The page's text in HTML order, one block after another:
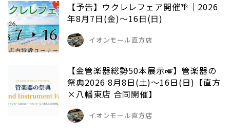
【予告】ウクレレフェア開催🌴｜2026
年8月7日(金)～16日(日)
イオンモール直方店
【金管楽器総勢50本展示🎺】管楽器の
祭典2026 8月8日(土)～16日(日)【直方
×八幡東店 合同開催】
イオンモール直方店